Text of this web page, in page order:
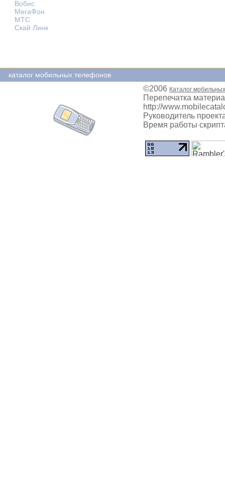
Вобис
МегаФон
МТС
Скай Линк
каталог мобильных телефонов
©2006 Каталог
Перепечатка
http://
Руководитель
Время работы